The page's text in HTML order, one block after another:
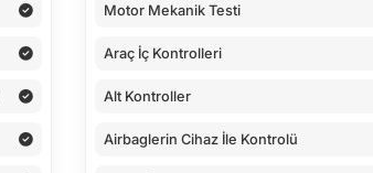
Motor Mekanik Testi
Araç İç Kontrolleri
Alt Kontroller
Airbaglerin Cihaz İle Kontrolü